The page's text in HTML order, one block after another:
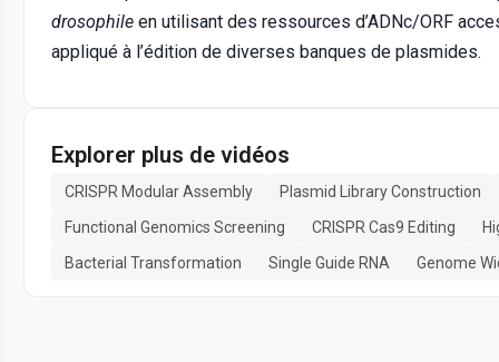
drosophile en utilisant des ressources d’ADNc/ORF
appliqué à l’édition de diverses banques de plasmides.
Explorer plus de vidéos
CRISPR Modular Assembly
Plasmid Library Construction
Functional Genomics Screening
CRISPR Cas9 Editing
Bacterial Transformation
Single Guide RNA Genome